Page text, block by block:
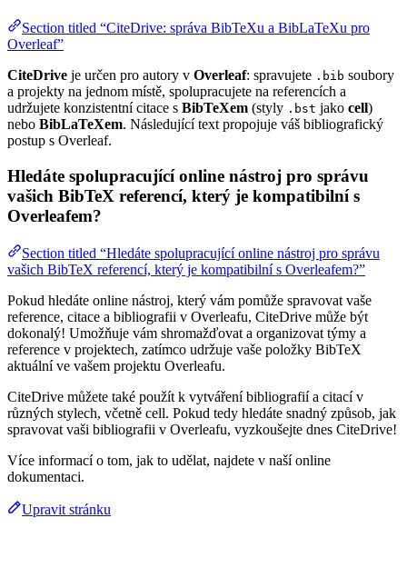
Section titled “CiteDrive: správa BibTeXu a BibLaTeXu pro
Overleaf”
CiteDrive je určen pro autory v Overleaf: spravujete .bib soubory
a projekty na jednom místě, spolupracujete na referencích a
udržujete konzistentní citace s BibTeXem (styly .bst jako cell)
nebo BibLaTeXem. Následující text propojuje váš bibliografický
postup s Overleaf.
Hledáte spolupracující online nástroj pro správu
vašich BibTeX referencí, který je kompatibilní s
Overleafem?
Section titled “Hledáte spolupracující online nástroj pro správu
vašich BibTeX referencí, který je kompatibilní s Overleafem?”
Pokud hledáte online nástroj, který vám pomůže spravovat vaše
reference, citace a bibliografii v Overleafu, CiteDrive může být
dokonalý! Umožňuje vám shromažďovat a organizovat týmy a
reference v projektech, zatímco udržuje vaše položky BibTeX
aktuální ve vašem projektu Overleafu.
CiteDrive můžete také použít k vytváření bibliografií a citací v
různých stylech, včetně cell. Pokud tedy hledáte snadný způsob, jak
spravovat vaši bibliografii v Overleafu, vyzkoušejte dnes CiteDrive!
Více informací o tom, jak to udělat, najdete v naší online
dokumentaci.
Upravit stránku